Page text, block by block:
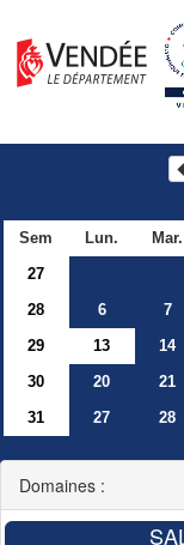
Sem Lun. Mar.
27
28
6 7
29
13 14
30
20 21
31
27 28
Domaines :